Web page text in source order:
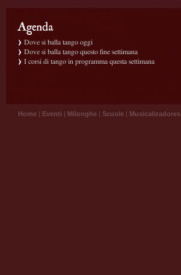
Dove si balla tango oggi
Dove si balla tango questo fine settimana
I corsi di tango in programma questa settimana
Home | Eventi | Milonghe | Scuole | Musicalizadores